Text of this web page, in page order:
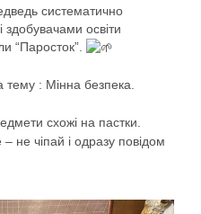
систематично
здобувачами освіти
“Паросток”.
тему : Мінна безпека.
схожі на пастки.
не чіпай і одразу повідом